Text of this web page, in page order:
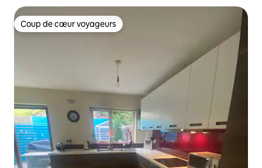
Coup de cœur voyageurs
Coup de cœur voyageurs